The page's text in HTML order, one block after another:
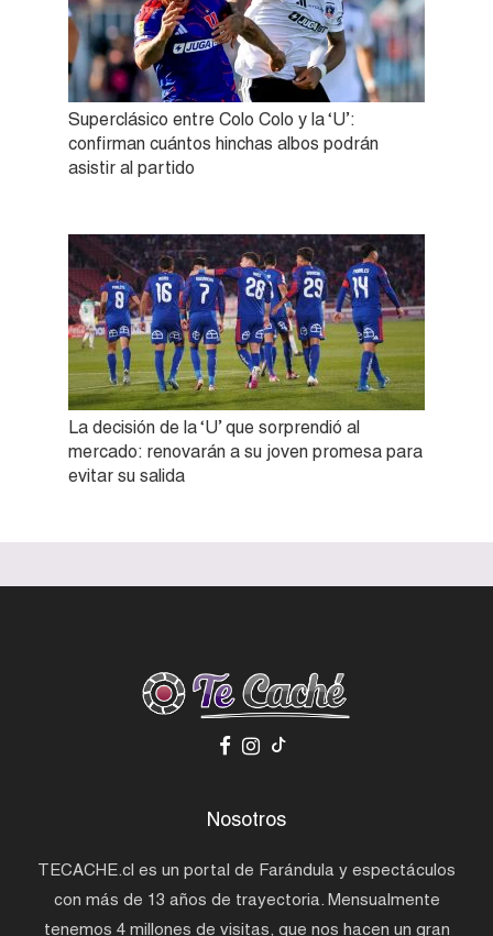
Superclásico entre Colo Colo y la ‘U’:
confirman cuántos hinchas albos podrán
asistir al partido
La decisión de la ‘U’ que sorprendió al
mercado: renovarán a su joven promesa para
evitar su salida
Nosotros
TECACHE.cl es un portal de Farándula y espectáculos
con más de 13 años de trayectoria. Mensualmente
tenemos 4 millones de visitas, que nos hacen un gran